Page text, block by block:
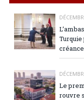
Le
rouvre